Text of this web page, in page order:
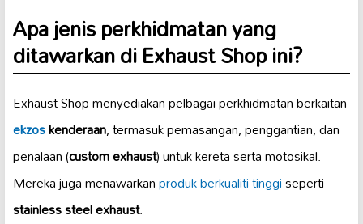
Apa jenis perkhidmatan yang
ditawarkan di Exhaust Shop ini?
Exhaust Shop menyediakan pelbagai perkhidmatan berkaitan
ekzoskenderaan, termasuk pemasangan, penggantian, dan
penalaan (custom exhaust) untuk kereta serta motosikal.
Mereka juga menawarkanproduk berkualiti tinggiseperti
stainless steel exhaust.